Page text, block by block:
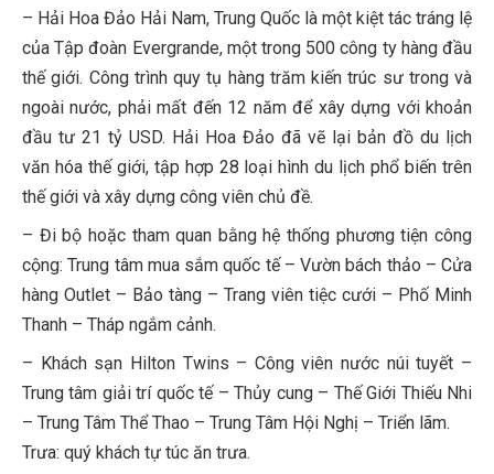
– Hải Hoa Đảo Hải Nam, Trung Quốc là một kiệt tác tráng lệ
của Tập đoàn Evergrande, một trong 500 công ty hàng đầu
thế giới. Công trình quy tụ hàng trăm kiến trúc sư trong và
ngoài nước, phải mất đến 12 năm để xây dựng với khoản
đầu tư 21 tỷ USD. Hải Hoa Đảo đã vẽ lại bản đồ du lịch
văn hóa thế giới, tập hợp 28 loại hình du lịch phổ biến trên
thế giới và xây dựng công viên chủ đề.
– Đi bộ hoặc tham quan bằng hệ thống phương tiện công
cộng: Trung tâm mua sắm quốc tế – Vườn bách thảo – Cửa
hàng Outlet – Bảo tàng – Trang viên tiệc cưới – Phố Minh
Thanh – Tháp ngắm cảnh.
– Khách sạn Hilton Twins – Công viên nước núi tuyết –
Trung tâm giải trí quốc tế – Thủy cung – Thế Giới Thiếu Nhi
– Trung Tâm Thể Thao – Trung Tâm Hội Nghị – Triển lãm.
Trưa: quý khách tự túc ăn trưa.